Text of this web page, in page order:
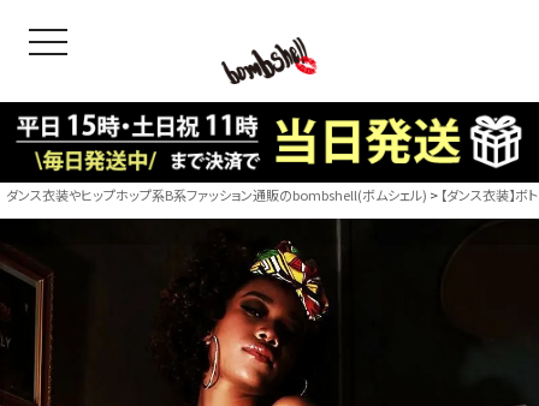
toggle navigation
B/bomb
ダンス衣装やヒップホップ系B系ファッション通販のbombshell(ボムシェル) 【ダンス衣装】ボ